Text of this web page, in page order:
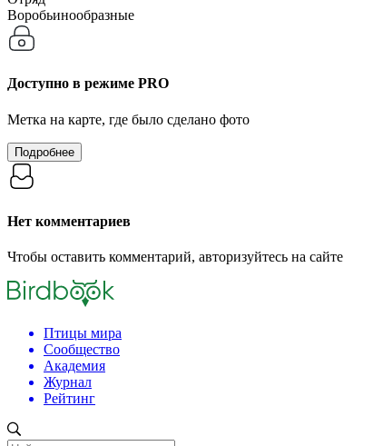
Воробьинообразные
Доступно в режиме PRO
Метка на карте, где было сделано фото
Подробнее
Нет комментариев
Чтобы оставить комментарий, авторизуйтесь на сайте
Птицы мира
Сообщество
Академия
Журнал
Рейтинг